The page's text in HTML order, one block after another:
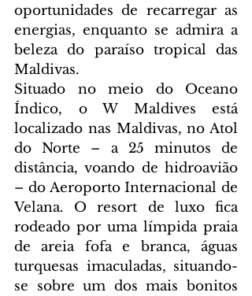
oportunidades de recarregar as
energias, enquanto se admira a
beleza do paraíso tropical das
Maldivas.
Situado no meio do Oceano
Índico, o W Maldives está
localizado nas Maldivas, no Atol
do Norte – a 25 minutos de
distância, voando de hidroavião
– do Aeroporto Internacional de
Velana. O resort de luxo fica
rodeado por uma límpida praia
de areia fofa e branca, águas
turquesas imaculadas, situando-
se sobre um dos mais bonitos